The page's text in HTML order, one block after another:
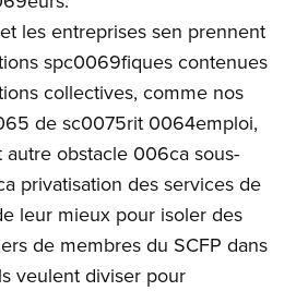
les entreprises sen prennent
spc0069fiques contenues
collectives, comme nos
de sc0075rit 0064emploi,
obstacle 006ca sous-
privatisation des services de
leur mieux pour isoler des
de membres du SCFP dans
veulent diviser pour